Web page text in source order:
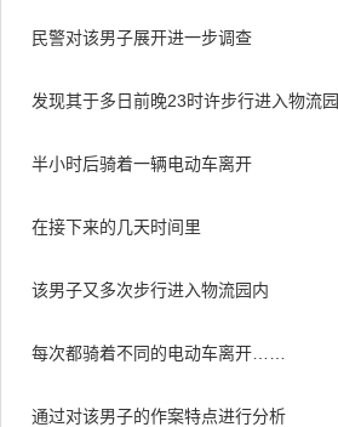
民警对该男子展开进一步调查
发现其于多日前晚23时许步行进入物流园
半小时后骑着一辆电动车离开
在接下来的几天时间里
该男子又多次步行进入物流园内
每次都骑着不同的电动车离开……
通过对该男子的作案特点进行分析